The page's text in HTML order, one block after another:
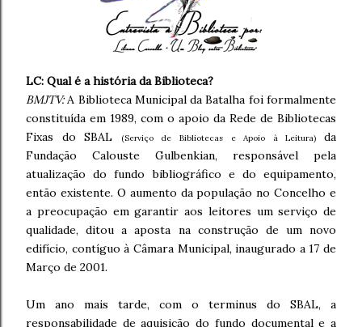
LC: Qual é a história da Biblioteca?
BMJTV:A Biblioteca Municipal da Batalha foi formalmente
constituída em 1989, com o apoio da Rede de Bibliotecas
Fixas do SBAL
(Serviço de Bibliotecas e Apoio à Leitura)da
Fundação Calouste Gulbenkian, responsável pela
atualização do fundo bibliográfico e do equipamento,
então existente. O aumento da população no Concelho e
a preocupação em garantir aos leitores um serviço de
qualidade, ditou a aposta na construção de um novo
edifício, contíguo à Câmara Municipal, inaugurado a 17 de
Março de 2001.
Um ano mais tarde, com o terminus do SBAL, a
responsabilidade de aquisição do fundo documental e a